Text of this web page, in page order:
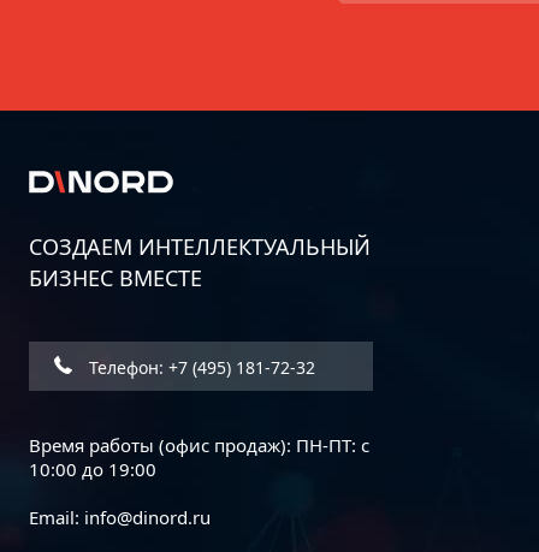
Дорожная карта информационной
руководство
СОЗДАЕМ ИНТЕЛЛЕКТУАЛЬНЫЙ
БИЗНЕС ВМЕСТЕ
Телефон: +7 (495) 181-72-32
Время работы (офис продаж): ПН-ПТ: с
10:00 до 19:00
Email: info@dinord.ru